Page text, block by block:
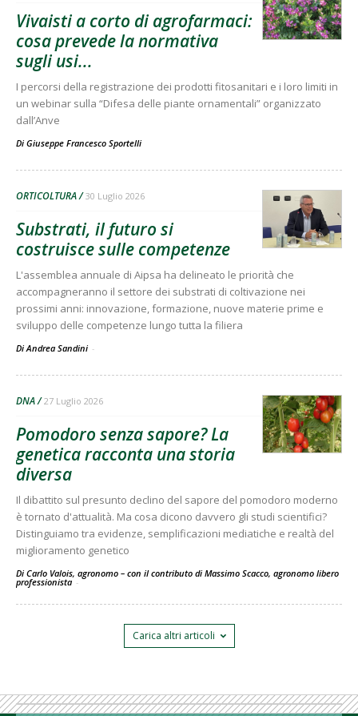
Vivaisti a corto di agrofarmaci:
cosa prevede la normativa
sugli usi...
I percorsi della registrazione dei prodotti fitosanitari e i loro limiti in
un webinar sulla “Difesa delle piante ornamentali” organizzato
dall’Anve
Di Giuseppe Francesco Sportelli
ORTICOLTURA 30 Luglio 2026
Substrati, il futuro si
costruisce sulle competenze
L'assemblea annuale di Aipsa ha delineato le priorità che
accompagneranno il settore dei substrati di coltivazione nei
prossimi anni: innovazione, formazione, nuove materie prime e
sviluppo delle competenze lungo tutta la filiera
Di Andrea Sandini -
DNA 27 Luglio 2026
Pomodoro senza sapore? La
genetica racconta una storia
diversa
Il dibattito sul presunto declino del sapore del pomodoro moderno
è tornato d'attualità. Ma cosa dicono davvero gli studi scientifici?
Distinguiamo tra evidenze, semplificazioni mediatiche e realtà del
miglioramento genetico
Di Carlo Valois, agronomo – con il contributo di Massimo Scacco, agronomo libero
professionista -
Carica altri articoli